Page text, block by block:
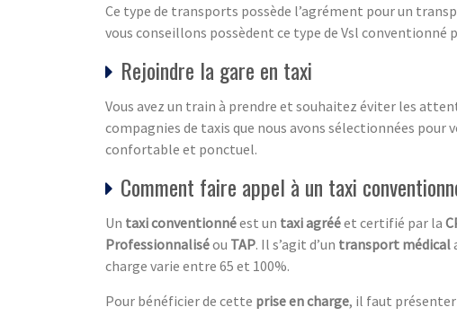
Ce type de transports possède l’agrément pour un
vous conseillons possèdent ce type de Vsl
Rejoindre la gare en taxi
Vous avez un train à prendre et souhaitez éviter les
compagnies de taxis que nous avons sélectionnées pour
confortable et ponctuel.
Comment faire appel à un taxi
Un taxi conventionnéest un taxi agrééet certifié par la
Professionnaliséou TAP. Il s’agit d’un transport médical
charge varie entre 65 et 100%.
Pour bénéficier de cette prise en charge, il faut présenter